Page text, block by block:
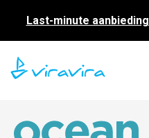
Last-minute